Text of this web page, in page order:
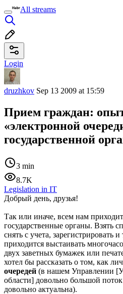
All streams
Login
druzhkov Sep 13 2009 at 15:59
Прием граждан:
«электронной
государственной
3 min
8.7K
Legislation in IT
Добрый день, друзья!
Так или иначе, всем нам
государственные органы. Взять
снять с учета, зарегистрировать
приходится выстаивать
двух заветных бумажек или
хотел бы рассказать о том, как
очередей (в нашем Управлении
области] довольно большой поток
довольно актуальна).